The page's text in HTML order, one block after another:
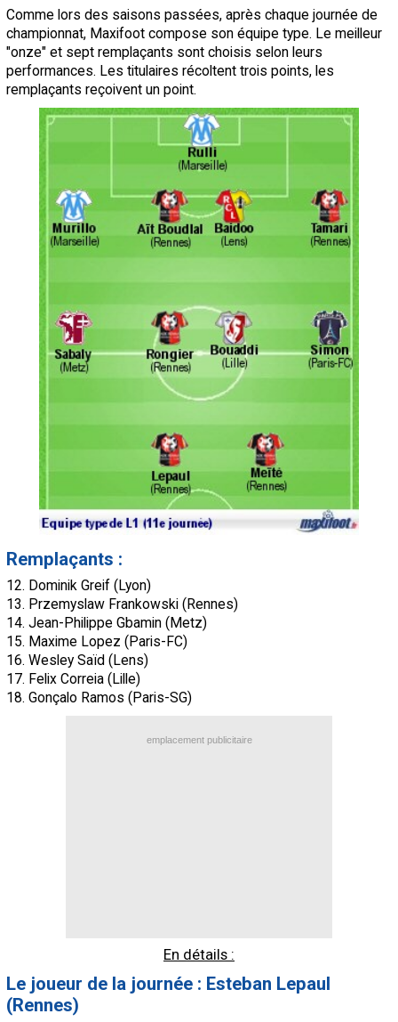
Comme lors des saisons passées, après chaque journée de
championnat, Maxifoot compose son équipe type. Le meilleur
"onze" et sept remplaçants sont choisis selon leurs
performances. Les titulaires récoltent trois points, les
remplaçants reçoivent un point.
Remplaçants :
12. Dominik Greif (Lyon)
13. Przemyslaw Frankowski (Rennes)
14. Jean-Philippe Gbamin (Metz)
15. Maxime Lopez (Paris-FC)
16. Wesley Saïd (Lens)
17. Felix Correia (Lille)
18. Gonçalo Ramos (Paris-SG)
emplacement publicitaire
En détails :
Le joueur de la journée : Esteban Lepaul
(Rennes)